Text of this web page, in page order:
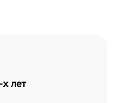
лет